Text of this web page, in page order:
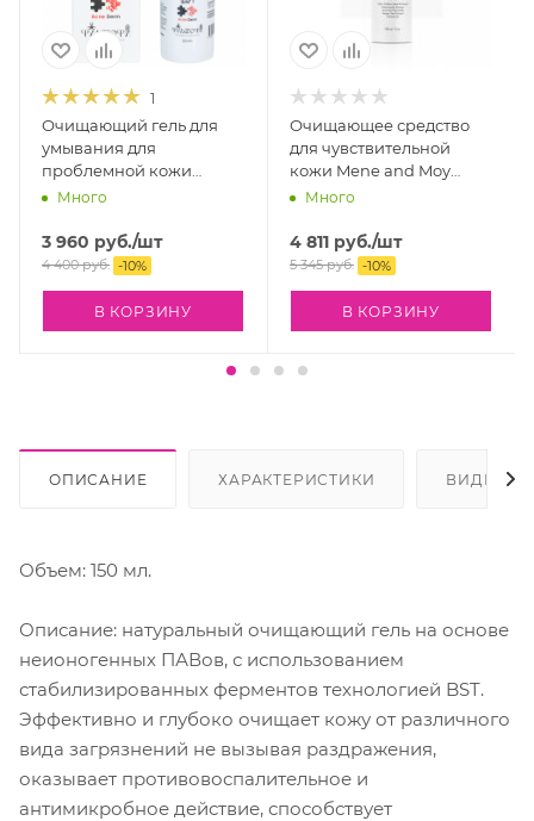
1
Очищающий гель для
умывания для
проблемной кожи
Philosophy Acne Derm
мл
Много
3 960 руб./шт
4 400руб. -10%
В КОРЗИНУ
Очищающее средство
для чувствительной
кожи Mene and Moy
System Gentle Silky
Много
4 811 руб./шт
5 345руб. -10%
В КОРЗИНУ
ОПИСАНИЕ ХАРАКТЕРИСТИКИ ВИДЕО
Объем: 150 мл.
Описание: натуральный очищающий гель на основе
неионогенных ПАВов, с использованием
стабилизированных ферментов технологией BST.
Эффективно и глубоко очищает кожу от различного
вида загрязнений не вызывая раздражения,
оказывает противовоспалительное и
антимикробное действие, способствует